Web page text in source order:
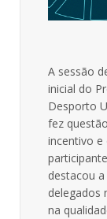
A sessão
inicial do
Desporto
fez
incentivo e
destacou
delegados
na